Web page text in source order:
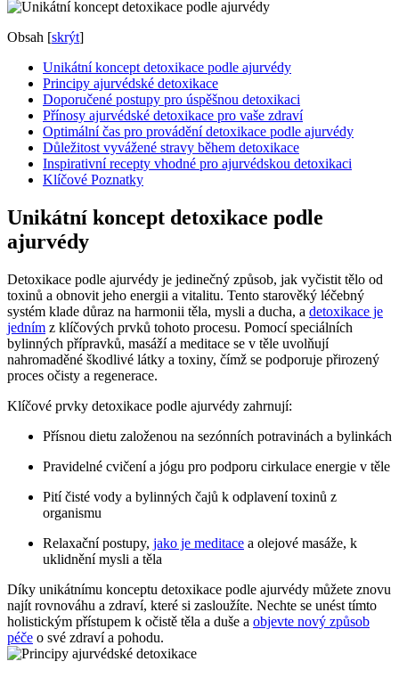
Obsah [skrýt]
Unikátní koncept detoxikace podle ajurvédy
Principy ajurvédské detoxikace
Doporučené postupy pro úspěšnou detoxikaci
Přínosy ajurvédské detoxikace pro vaše zdraví
Optimální čas pro provádění detoxikace podle ajurvédy
Důležitost vyvážené stravy během detoxikace
Inspirativní recepty vhodné pro ajurvédskou detoxikaci
Klíčové Poznatky
Unikátní koncept detoxikace podle
ajurvédy
Detoxikace podle ajurvédy je jedinečný způsob, jak vyčistit tělo od
toxinů a obnovit jeho energii a vitalitu. Tento starověký léčebný
systém klade důraz na harmonii těla, mysli a ducha, a detoxikace je
jedním z klíčových prvků tohoto procesu. Pomocí speciálních
bylinných přípravků, masáží a meditace se v těle uvolňují
nahromaděné škodlivé látky a toxiny, čímž se podporuje přirozený
proces očisty a regenerace.
Klíčové prvky detoxikace podle ajurvédy zahrnují:
Přísnou dietu založenou na sezónních potravinách a bylinkách
Pravidelné cvičení a jógu pro podporu cirkulace energie v těle
Pití čisté vody a bylinných čajů k odplavení toxinů z
organismu
Relaxační postupy, jako je meditace a olejové masáže, k
uklidnění mysli a těla
Díky unikátnímu konceptu detoxikace podle ajurvédy můžete znovu
najít rovnováhu a zdraví, které si zasloužíte. Nechte se unést tímto
holistickým přístupem k očistě těla a duše a objevte nový způsob
péče o své zdraví a pohodu.